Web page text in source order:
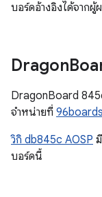
บอร์ดอ้างอิงได้จากผู้
Dragon
DragonBoard
จำหน่ายที่
วิกิ db845c AOSP
บอร์ดนี้